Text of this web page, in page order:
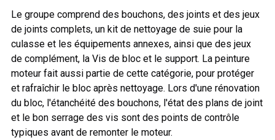
Le groupe comprend des bouchons, des joints et des jeux
de joints complets, un kit de nettoyage de suie pour la
culasse et les équipements annexes, ainsi que des jeux
de complément, la Vis de bloc et le support. La peinture
moteur fait aussi partie de cette catégorie, pour protéger
et rafraîchir le bloc après nettoyage. Lors d'une rénovation
du bloc, l'étanchéité des bouchons, l'état des plans de joint
et le bon serrage des vis sont des points de contrôle
typiques avant de remonter le moteur.